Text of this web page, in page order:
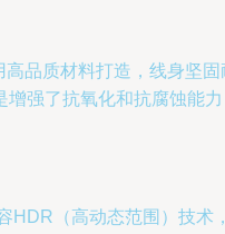
品质材料打造，线身坚
强了抗氧化和抗腐蚀能
（高动态范围）技